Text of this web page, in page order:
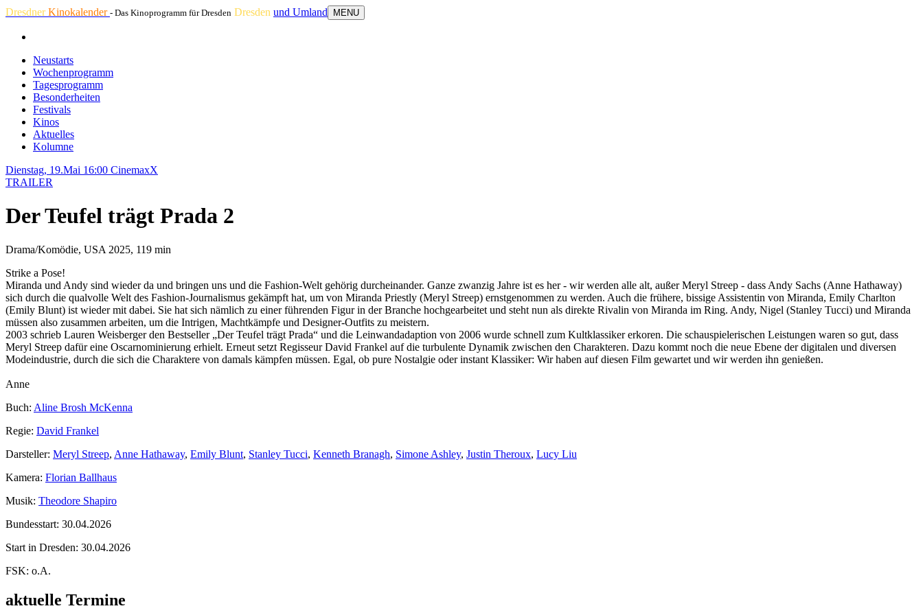
DresdnerKinokalender - Das Kinoprogramm für Dresden Dresden und Umland MENU
Neustarts
Wochenprogramm
Tagesprogramm
Besonderheiten
Festivals
Kinos
Aktuelles
Kolumne
Dienstag, 19.Mai 16:00 CinemaxX
TRAILER
Der Teufel trägt Prada 2
Drama/Komödie, USA 2025, 119 min
Strike a Pose!
Miranda und Andy sind wieder da und bringen uns und die Fashion-Welt gehörig durcheinander. Ganze zwanzig Jahre ist es her - wir werden alle alt, außer Meryl Streep - dass Andy Sachs (Anne Hathaway)
sich durch die qualvolle Welt des Fashion-Journalismus gekämpft hat, um von Miranda Priestly (Meryl Streep) ernstgenommen zu werden. Auch die frühere, bissige Assistentin von Miranda, Emily Charlton
(Emily Blunt) ist wieder mit dabei. Sie hat sich nämlich zu einer führenden Figur in der Branche hochgearbeitet und steht nun als direkte Rivalin von Miranda im Ring. Andy, Nigel (Stanley Tucci) und Miranda
müssen also zusammen arbeiten, um die Intrigen, Machtkämpfe und Designer-Outfits zu meistern.
2003 schrieb Lauren Weisberger den Bestseller „Der Teufel trägt Prada“ und die Leinwandadaption von 2006 wurde schnell zum Kultklassiker erkoren. Die schauspielerischen Leistungen waren so gut, dass
Meryl Streep dafür eine Oscarnominierung erhielt. Erneut setzt Regisseur David Frankel auf die turbulente Dynamik zwischen den Charakteren. Dazu kommt noch die neue Ebene der digitalen und diversen
Modeindustrie, durch die sich die Charaktere von damals kämpfen müssen. Egal, ob pure Nostalgie oder instant Klassiker: Wir haben auf diesen Film gewartet und wir werden ihn genießen.
Anne
Buch: Aline Brosh McKenna
Regie: David Frankel
Darsteller: Meryl Streep, Anne Hathaway, Emily Blunt, Stanley Tucci, Kenneth Branagh, Simone Ashley, Justin Theroux, Lucy Liu
Kamera: Florian Ballhaus
Musik: Theodore Shapiro
Bundesstart: 30.04.2026
Start in Dresden: 30.04.2026
FSK: o.A.
aktuelle Termine